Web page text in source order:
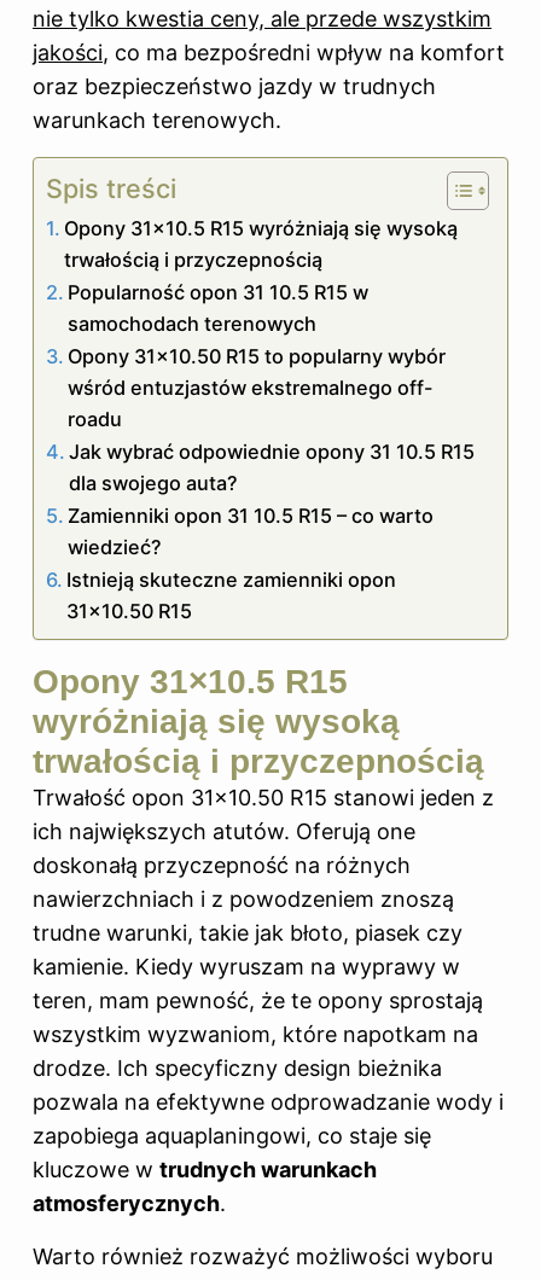
nie tylko kwestia ceny, ale przede wszystkim
jakości, co ma bezpośredni wpływ na komfort
oraz bezpieczeństwo jazdy w trudnych
warunkach terenowych.
Spis treści
Opony 31×10.5 R15 wyróżniają się wysoką
trwałością i przyczepnością
Popularność opon 31 10.5 R15 w
samochodach terenowych
Opony 31×10.50 R15 to popularny wybór
wśród entuzjastów ekstremalnego off-
roadu
Jak wybrać odpowiednie opony 31 10.5 R15
dla swojego auta?
Zamienniki opon 31 10.5 R15 – co warto
wiedzieć?
Istnieją skuteczne zamienniki opon
31×10.50 R15
Opony 31×10.5 R15
wyróżniają się wysoką
trwałością i przyczepnością
Trwałość opon 31×10.50 R15 stanowi jeden z
ich największych atutów. Oferują one
doskonałą przyczepność na różnych
nawierzchniach i z powodzeniem znoszą
trudne warunki, takie jak błoto, piasek czy
kamienie. Kiedy wyruszam na wyprawy w
teren, mam pewność, że te opony sprostają
wszystkim wyzwaniom, które napotkam na
drodze. Ich specyficzny design bieżnika
pozwala na efektywne odprowadzanie wody i
zapobiega aquaplaningowi, co staje się
kluczowe w trudnych warunkach
atmosferycznych.
Warto również rozważyć możliwości wyboru